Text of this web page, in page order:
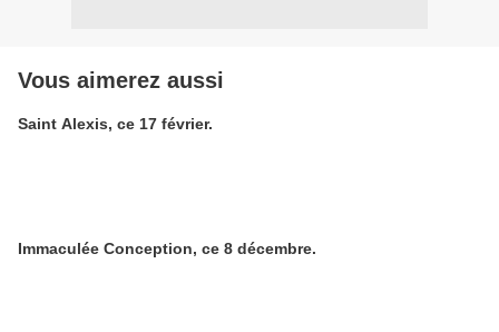
Vous aimerez aussi
Saint Alexis, ce 17 février.
Immaculée Conception, ce 8 décembre.